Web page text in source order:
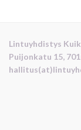
Lintuyhdistys
Puijonkatu 15,